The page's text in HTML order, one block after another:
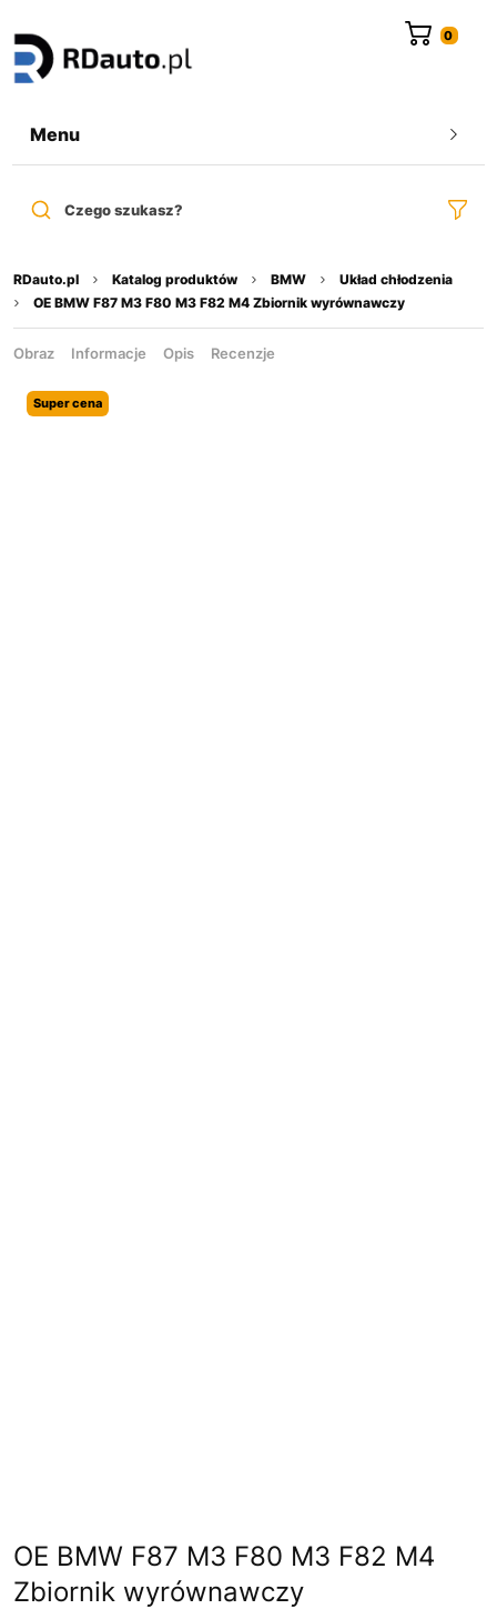
Menu
Czego szukasz?
RDauto.pl Katalog produktów BMW
Układ chłodzenia
OE BMW F87 M3 F80 M3 F82 M4 Zbiornik wyrównawczy
Obraz Informacje Opis Recenzje
Super cena
OE BMW F87 M3 F80 M3 F82 M4
Zbiornik wyrównawczy